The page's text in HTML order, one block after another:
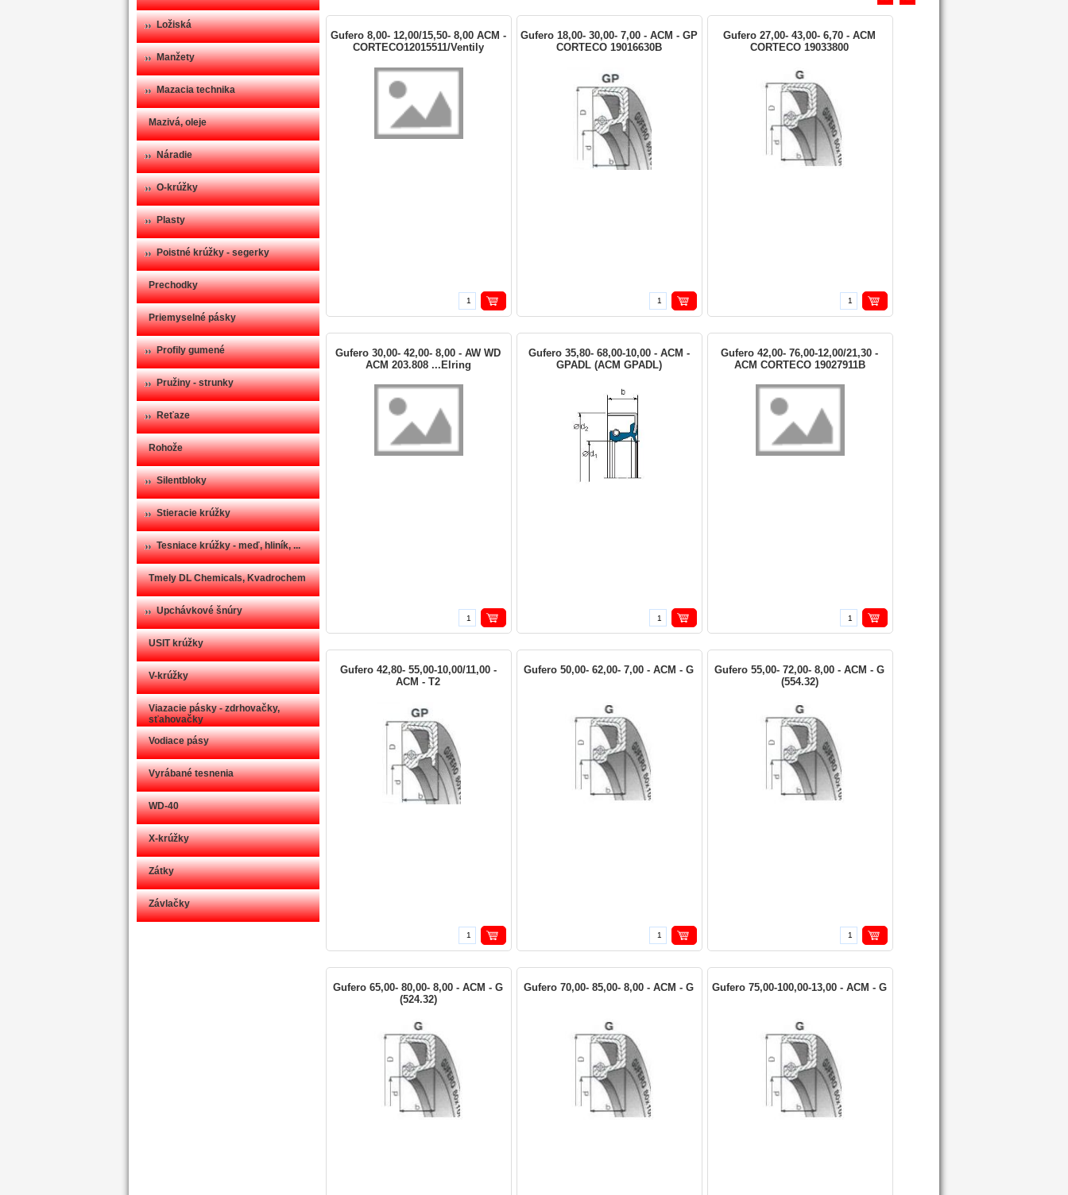
Ložiská
Manžety
Mazacia technika
Mazivá, oleje
Náradie
O-krúžky
Plasty
Poistné krúžky - segerky
Prechodky
Priemyselné pásky
Profily gumené
Pružiny - strunky
Reťaze
Rohože
Silentbloky
Stieracie krúžky
Tesniace krúžky - meď, hliník, ...
Tmely DL Chemicals, Kvadrochem
Upchávkové šnúry
USIT krúžky
V-krúžky
Viazacie pásky - zdrhovačky,
sťahovačky
Vodiace pásy
Vyrábané tesnenia
WD-40
X-krúžky
Zátky
Závlačky
Gufero 8,00- 12,00/15,50- 8,00 ACM -
CORTECO12015511/Ventily
Gufero 18,00- 30,00- 7,00 - ACM - GP
CORTECO 19016630B
Gufero 27,00- 43,00- 6,70 - ACM
CORTECO 19033800
Gufero 30,00- 42,00- 8,00 - AW WD
ACM 203.808 ...Elring
Gufero 35,80- 68,00-10,00 - ACM -
GPADL (ACM GPADL)
Gufero 42,00- 76,00-12,00/21,30 -
ACM CORTECO 19027911B
Gufero 42,80- 55,00-10,00/11,00 -
ACM - T2
Gufero 50,00- 62,00- 7,00 - ACM - G
Gufero 55,00- 72,00- 8,00 - ACM - G
(554.32)
Gufero 65,00- 80,00- 8,00 - ACM - G
(524.32)
Gufero 70,00- 85,00- 8,00 - ACM - G Gufero 75,00-100,00-13,00 - ACM - G